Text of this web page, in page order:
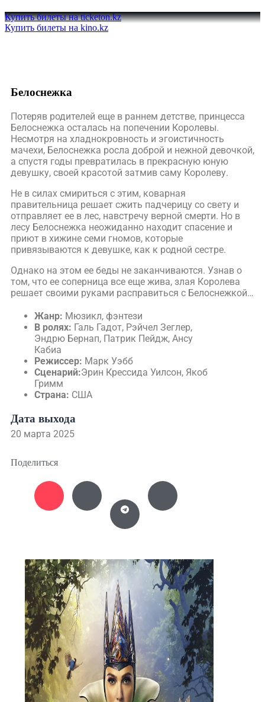
Купить билеты на ticketon.kz
Купить билеты на kino.kz
Белоснежка
Потеряв родителей еще в раннем детстве, принцесса
Белоснежка осталась на попечении Королевы.
Несмотря на хладнокровность и эгоистичность
мачехи, Белоснежка росла доброй и нежной девочкой,
а спустя годы превратилась в прекрасную юную
девушку, своей красотой затмив саму Королеву.
Не в силах смириться с этим, коварная
правительница решает сжить падчерицу со свету и
отправляет ее в лес, навстречу верной смерти. Но в
лесу Белоснежка неожиданно находит спасение и
приют в хижине семи гномов, которые
привязываются к девушке, как к родной сестре.
Однако на этом ее беды не заканчиваются. Узнав о
том, что ее соперница все еще жива, злая Королева
решает своими руками расправиться с Белоснежкой…
Жанр: Мюзикл, фэнтези
В ролях: Галь Гадот, Рэйчел Зеглер,
Эндрю Бернап, Патрик Пейдж, Ансу
Кабиа
Режиссер: Марк Уэбб
Сценарий:Эрин Крессида Уилсон, Якоб
Гримм
Страна: США
Дата выхода
20 марта 2025
Поделиться